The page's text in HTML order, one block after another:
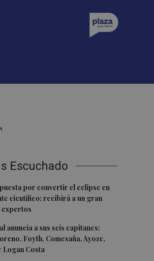
Escuchado
por convertir el eclipse en
científico: recibirá a un gran
expertos
anuncia a sus seis capitanes:
Foyth, Comesaña, Ayoze,
Logan Costa